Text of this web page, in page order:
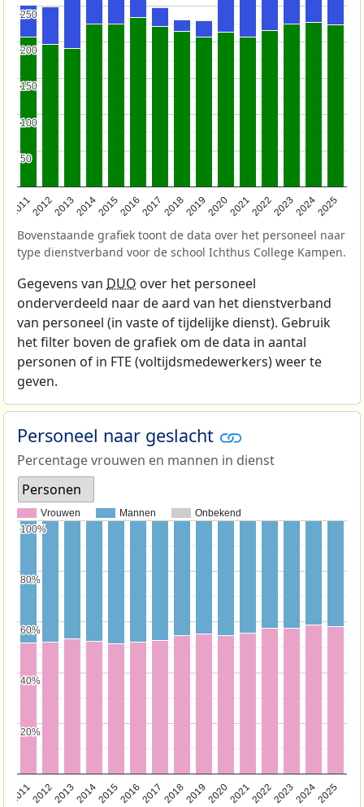
201120122013201420152016201720182019202020212022202320242025
50
50
100
100
150
150
200
200
250
250
Bovenstaande grafiek toont de data over het personeel naar
type dienstverband voor de school Ichthus College Kampen.
Gegevens van DUO over het personeel
onderverdeeld naar de aard van het dienstverband
van personeel (in vaste of tijdelijke dienst). Gebruik
het filter boven de grafiek om de data in aantal
personen of in FTE (voltijdsmedewerkers) weer te
geven.
Personeel naar geslacht
Percentage vrouwen en mannen in dienst
Personen
Vrouwen Mannen Onbekend
201120122013201420152016201720182019202020212022202320242025
20%
20%
40%
40%
60%
60%
80%
80%
100%
100%